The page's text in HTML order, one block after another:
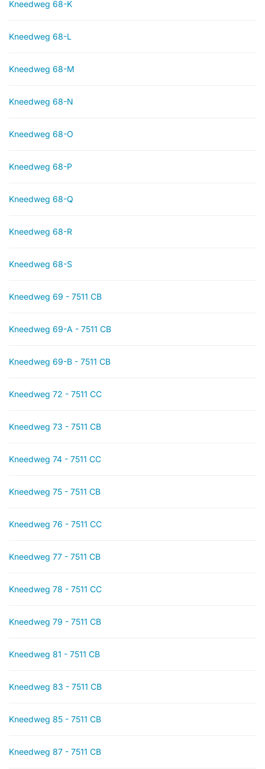
Kneedweg 68-K
Kneedweg 68-L
Kneedweg 68-M
Kneedweg 68-N
Kneedweg 68-O
Kneedweg 68-P
Kneedweg 68-Q
Kneedweg 68-R
Kneedweg 68-S
Kneedweg 69 - 7511 CB
Kneedweg 69-A - 7511 CB
Kneedweg 69-B - 7511 CB
Kneedweg 72 - 7511 CC
Kneedweg 73 - 7511 CB
Kneedweg 74 - 7511 CC
Kneedweg 75 - 7511 CB
Kneedweg 76 - 7511 CC
Kneedweg 77 - 7511 CB
Kneedweg 78 - 7511 CC
Kneedweg 79 - 7511 CB
Kneedweg 81 - 7511 CB
Kneedweg 83 - 7511 CB
Kneedweg 85 - 7511 CB
Kneedweg 87 - 7511 CB